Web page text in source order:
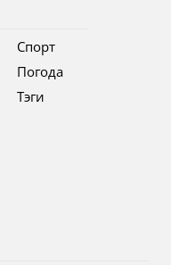
Спорт
Погода
Тэги